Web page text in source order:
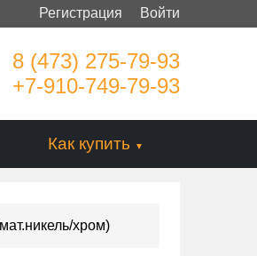
Войти
Регистрация
8 (473) 275-79-93
+7-910-749-79-93
Как купить
хром)